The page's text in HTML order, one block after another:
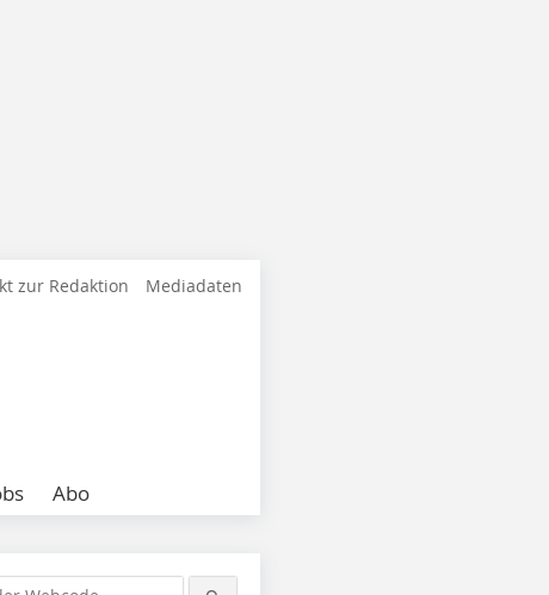
zur Redaktion Mediadaten
Abo